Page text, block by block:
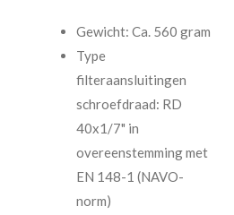
Gewicht: Ca. 560 gram
Type
filteraansluitingen
schroefdraad: RD
40x1/7" in
overeenstemming met
EN 148-1 (NAVO-
norm)